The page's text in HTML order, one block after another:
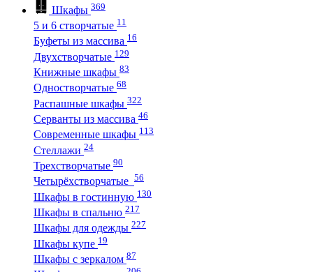
Шкафы 369
5 и 6 створчатые 11
Буфеты из массива 16
Двухстворчатые 129
Книжные шкафы 83
Одностворчатые 68
Распашные шкафы 322
Серванты из массива 46
Современные шкафы 113
Стеллажи 24
Трехстворчатые 90
Четырёхстворчатые 56
Шкафы в гостинную 130
Шкафы в спальню 217
Шкафы для одежды 227
Шкафы купе 19
Шкафы с зеркалом 87